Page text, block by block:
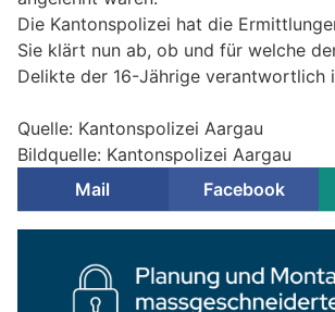
Die Kantonspolizei hat die
Sie klärt nun ab, ob und für welche
Delikte der 16-Jährige verantwortlich
Quelle: Kantonspolizei Aargau
Bildquelle: Kantonspolizei Aargau
Mail
Facebook